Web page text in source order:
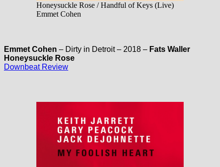
Honeysuckle Rose / Handful of Keys (Live)
Emmet Cohen
Emmet Cohen – Dirty in Detroit – 2018 – Fats Waller
Honeysuckle Rose
Downbeat Review